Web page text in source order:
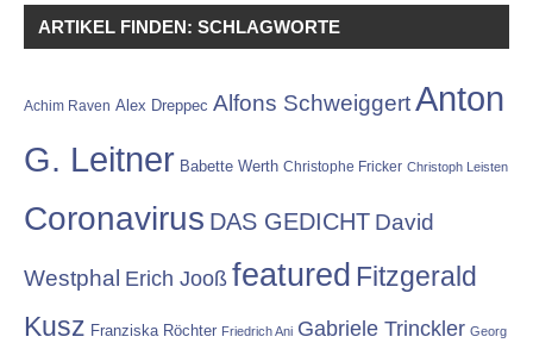
ARTIKEL FINDEN: SCHLAGWORTE
Achim Raven Alex Dreppec Alfons SchweiggertAnton
G. Leitner Babette Werth Christophe Fricker Christoph Leisten
Coronavirus DAS GEDICHT David
Westphal Erich Jooß featured Fitzgerald
Kusz Franziska Röchter Friedrich Ani Gabriele Trinckler Georg